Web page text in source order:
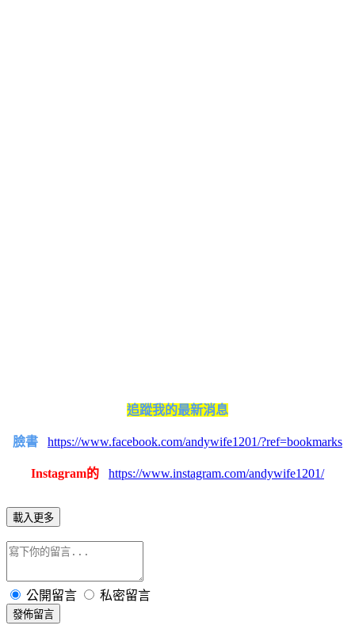
追蹤我的最新消息
臉書 https://www.facebook.com/andywife1201/?ref=bookmarks
Instagram的 https://www.instagram.com/andywife1201/
載入更多
公開留言 私密留言
發佈留言